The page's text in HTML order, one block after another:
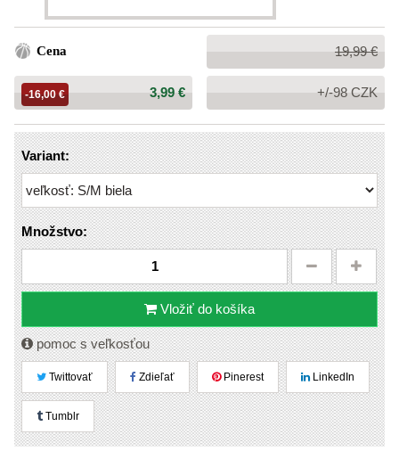
Cena
Bežná
cena:
19,99 €
Cena:
3,99 €
-16,00 € +/-98 CZK
Variant:
Množstvo:
Vložiť do košíka
pomoc s veľkosťou
Twittovať Zdieľať Pinerest LinkedIn
Tumblr